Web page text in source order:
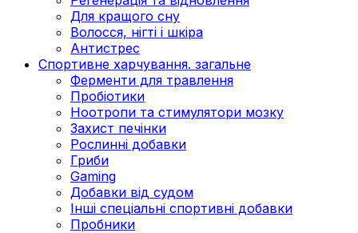
Для кращого сну
Волосся, нігті і шкіра
Антистрес
Спортивне харчування. загальне
Ферменти для травлення
Пробіотики
Ноотропи та стимулятори мозку
Захист печінки
Рослинні добавки
Гриби
Gaming
Добавки від судом
Інші спеціальні спортивні добавки
Пробники